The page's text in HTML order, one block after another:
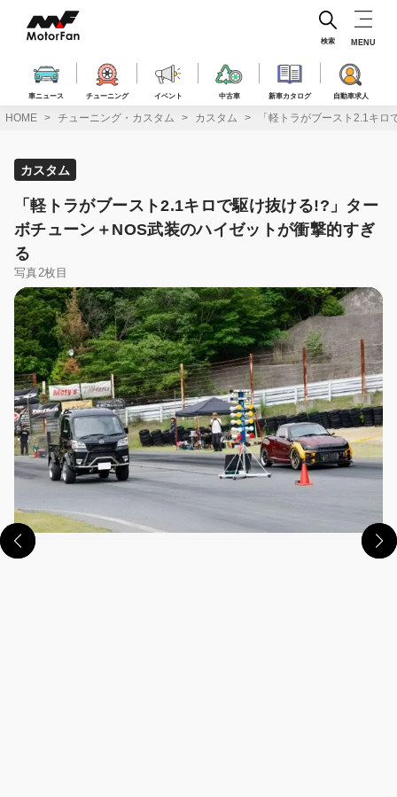
ス
車ニュース チューニング イベント 中古車 新車カタログ 自動車求人
検索 MENU
HOME チューニング・カスタム カスタム 「軽トラがブースト2.1キ
カスタム
「軽トラがブースト2.1キロで駆け抜ける!?」ター
ボチューン＋NOS武装のハイゼットが衝撃的すぎ
る
写真2枚目